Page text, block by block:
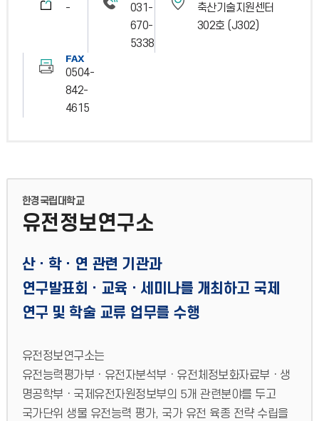
-
031-
670-
5338
축산기술지원센터
302호 (J302)
FAX
0504-
842-
4615
한경국립대학교
유전정보연구소
산ㆍ학ㆍ연 관련 기관과
연구발표회ㆍ교육ㆍ세미나를 개최하고 국제
연구 및 학술 교류 업무를 수행
유전정보연구소는
유전능력평가부ㆍ유전자분석부ㆍ유전체정보화자료부ㆍ생
명공학부ㆍ국제유전자원정보부의 5개 관련분야를 두고
국가단위 생물 유전능력 평가, 국가 유전 육종 전략 수립을